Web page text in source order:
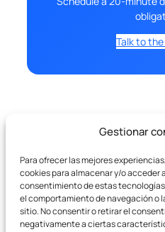
Gestionar
Para ofrecer las mejores
cookies para almacenar y/o acceder
consentimiento de estas
el comportamiento de navegación o
sitio. No consentir o retirar el
negativamente a ciertas
Talk to